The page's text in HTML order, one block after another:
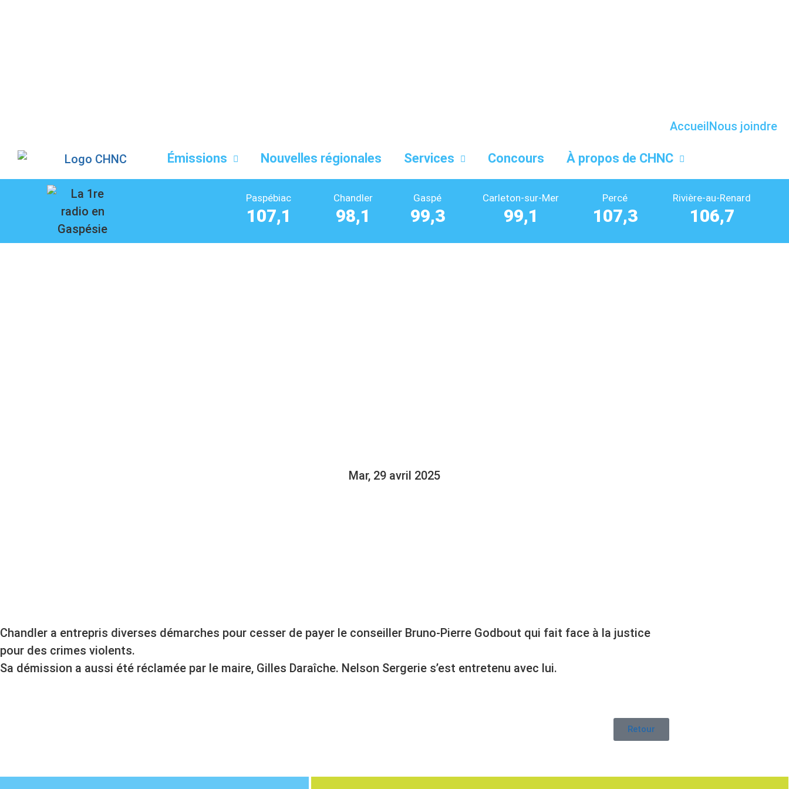
AccueilNous joindre
Émissions Nouvelles régionales Services Concours À propos de CHNC
Paspébiac
107,1
Chandler
98,1
Gaspé
99,3
Carleton-sur-Mer
99,1
Percé
107,3
Rivière-au-Renard
106,7
Mar, 29 avril 2025
Chandler a entrepris diverses démarches pour cesser de payer le conseiller Bruno-Pierre Godbout qui fait face à la justice
pour des crimes violents.
Sa démission a aussi été réclamée par le maire, Gilles Daraîche. Nelson Sergerie s’est entretenu avec lui.
Retour